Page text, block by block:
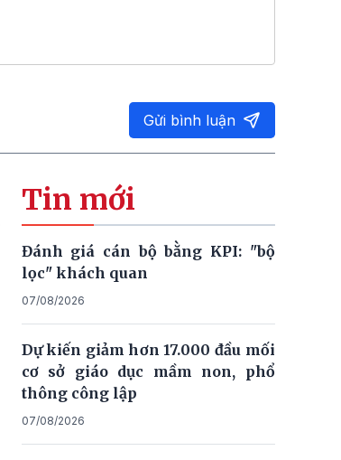
Gửi bình luận
Tin mới
Đánh giá cán bộ bằng KPI: "bộ
lọc" khách quan
07/08/2026
Dự kiến giảm hơn 17.000 đầu mối
cơ sở giáo dục mầm non, phổ
thông công lập
07/08/2026